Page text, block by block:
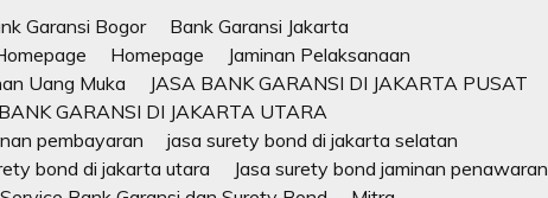
Garansi Bogor
Bank Garansi Jakarta
Homepage
Jaminan Pelaksanaan
Uang Muka
JASA BANK GARANSI DI JAKARTA PUSAT
GARANSI DI JAKARTA UTARA
pembayaran
jasa surety bond di jakarta selatan
bond di jakarta utara
Jasa surety bond jaminan penawaran